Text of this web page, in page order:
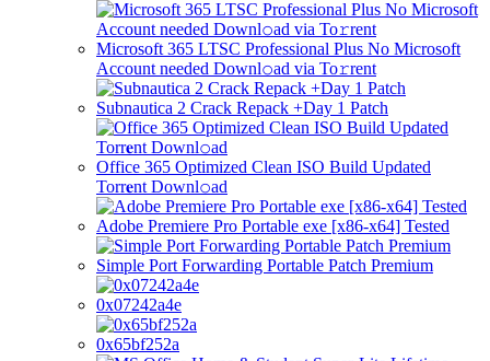
Microsoft 365 LTSC Professional Plus No Microsoft
Account needed Downl𝚘ad via To𝚛rent
Subnautica 2 Crack Repack +Day 1 Patch
Office 365 Optimized Clean ISO Build Updated
Torr𝐞nt Downl𝚘аd
Adobe Premiere Pro Portable exe [x86-x64] Tested
Simple Port Forwarding Portable Patch Premium
0x07242a4e
0x65bf252a